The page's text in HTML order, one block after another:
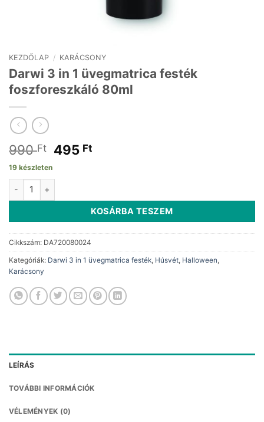
KEZDŐLAP / KARÁCSONY
Darwi 3 in 1 üvegmatrica festék
foszforeszkáló 80ml
990Ft
Original
was:
495 FtCurrent
19 készleten
Darwi 3 in 1 üvegmatrica festék foszforeszkáló 80ml mennyiség
KOSÁRBA TESZEM
Cikkszám: DA720080024
Kategóriák: Darwi 3 in 1 üvegmatrica festék, Húsvét, Halloween,
Karácsony
LEÍRÁS
TOVÁBBI INFORMÁCIÓK
VÉLEMÉNYEK (0)